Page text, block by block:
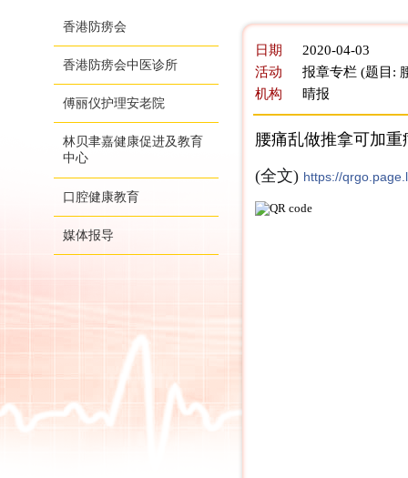
香港防痨会
香港防痨会中医诊所
傅丽仪护理安老院
林贝聿嘉健康促进及教育
中心
口腔健康教育
媒体报导
日期
2020-04-03
活动
报章专栏 (题目:
机构
晴报
腰痛乱做推拿可加
(全文) https://